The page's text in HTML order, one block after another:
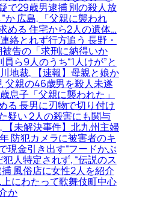
で29歳男逮捕 別の殺人放
か 広島, 「父親に襲われ
める 住宅から2人の遺体…
絡とれず行方追う 長野・
告の「求刑に納得いか
ら9人のうち“1人けが”と
地裁, 【速報】母親と娘か
父親の46歳男を殺人未遂
息子「父親に襲われた」
る 長男に刃物で切り付け
疑い 2人の殺害にも関与
【未解決事件】北九州主婦
防犯カメラに被害者のキ
現金引き出す“フードかぶ
犯人特定されず, “伝説のス
風俗店に女性2人を紹介
にわたって歌舞伎町中心
か